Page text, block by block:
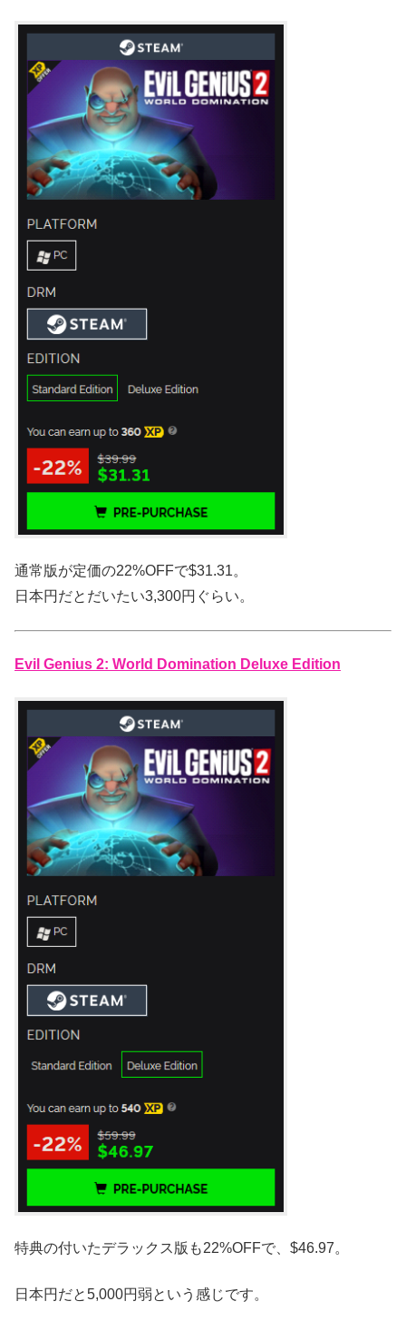
通常版が定価の22%OFFで$31.31。
日本円だとだいたい3,300円ぐらい。
Evil Genius 2: World Domination Deluxe Edition
特典の付いたデラックス版も22%OFFで、$46.97。
日本円だと5,000円弱という感じです。